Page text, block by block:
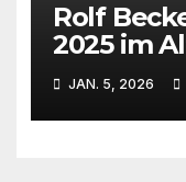
Rolf
2025 im
JAN. 5, 2026